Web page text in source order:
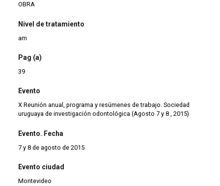
OBRA
Nivel de tratamiento
am
Pag (a)
39
Evento
X Reunión anual, programa y resúmenes de trabajo. Sociedad
uruguaya de investigación odontológica (Agosto 7 y 8 , 2015)
Evento. Fecha
7 y 8 de agosto de 2015
Evento ciudad
Montevideo